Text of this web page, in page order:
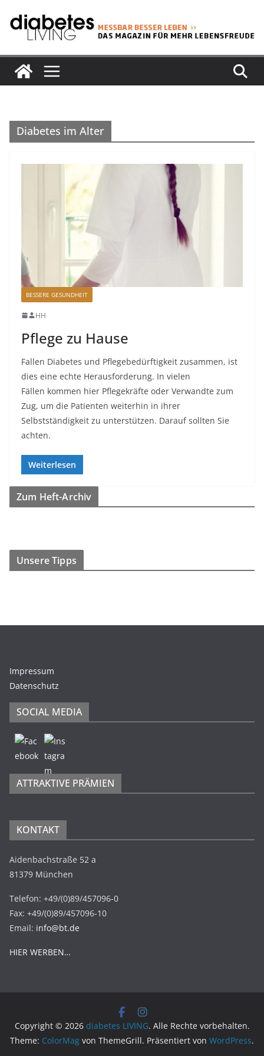
Inhalt
springen
Diabetes im Alter
BESSERE GESUNDHEIT
HH
Pflege zu Hause
Fallen Diabetes und Pflegebedürftigkeit zusammen, ist
dies eine echte Herausforderung. In vielen
Fällen kommen hier Pflegekräfte oder Verwandte zum
Zug, um die Patienten weiterhin in ihrer
Selbstständigkeit zu unterstützen. Darauf sollten Sie
achten.
Weiterlesen
Zum Heft-Archiv
Unsere Tipps
Impressum
Datenschutz
SOCIAL MEDIA
ATTRAKTIVE PRÄMIEN
KONTAKT
Aidenbachstraße 52 a
81379 München
Telefon: +49/(0)89/457096-0
Fax: +49/(0)89/457096-10
Email: info@bt.de
HIER WERBEN…
Copyright © 2026 diabetes LIVING. Alle Rechte vorbehalten.
Theme: ColorMag von ThemeGrill. Präsentiert von WordPress.